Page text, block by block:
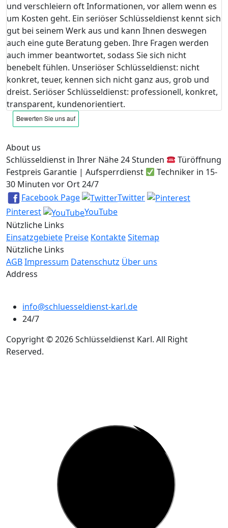
und verschleiern oft Informationen, vor allem wenn es
um Kosten geht. Ein seriöser Schlüsseldienst kennt sich
gut bei seinem Werk aus und kann Ihnen deswegen
auch eine gute Beratung geben. Ihre Fragen werden
auch immer beantwortet, sodass Sie sich nicht
benebelt fühlen. Unseriöser Schlüsseldienst: nicht
konkret, teuer, kennen sich nicht ganz aus, grob und
dreist. Seriöser Schlüsseldienst: professionell, konkret,
transparent, kundenorientiert.
About us
Schlüsseldienst in Ihrer Nähe 24 Stunden
Türöffnung
Festpreis Garantie | Aufsperrdienst
Techniker in 15-
30 Minuten vor Ort 24/7
Facebook Page
Twitter
Pinterest
YouTube
Nützliche Links
Einsatzgebiete Preise KontakteSitemap
Nützliche Links
AGBImpressum Datenschutz Über uns
Address
info@schluesseldienst-karl.de
24/7
Copyright © 2026 Schlüsseldienst Karl. All Right
Reserved.